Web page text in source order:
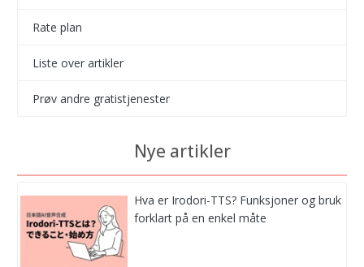
Rate plan
Liste over artikler
Prøv andre gratistjenester
Nye artikler
Hva er Irodori-TTS? Funksjoner og bruk
forklart på en enkel måte